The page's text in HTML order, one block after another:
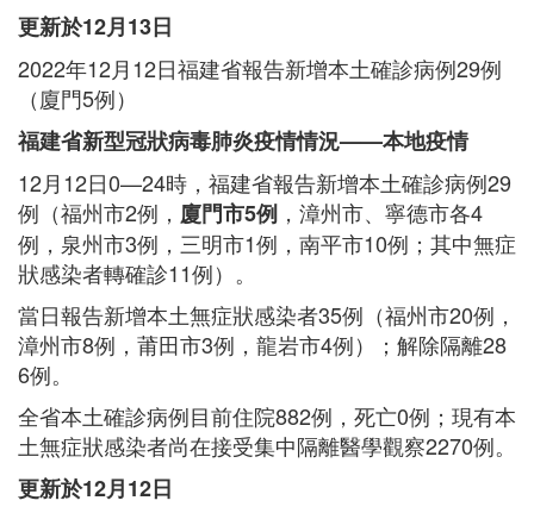
更新於12月13日
2022年12月12日福建省報告新增本土確診病例29例
（廈門5例）
福建省新型冠狀病毒肺炎疫情情況——本地疫情
12月12日0—24時，福建省報告新增本土確診病例29
例（福州市2例， 廈門市5例 ，漳州市、寧德市各4
例，泉州市3例，三明市1例，南平市10例；其中無症
狀感染者轉確診11例）。
當日報告新增本土無症狀感染者35例（福州市20例，
漳州市8例，莆田市3例，龍岩市4例）；解除隔離28
6例。
全省本土確診病例目前住院882例，死亡0例；現有本
土無症狀感染者尚在接受集中隔離醫學觀察2270例。
更新於12月12日